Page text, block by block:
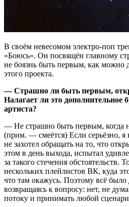
В своём невесомом электро-поп
«Боюсь». Он посвящён главному
не боязнь быть первым, как можно
этого проекта.
— Страшно ли быть первым,
Налагает ли это дополнительное
артиста?
— Не страшно быть первым, когда
(прим. — смеётся) Если серьёзно,
не захотел обращать на то, что
этом в день выхода, испытал
за такого стечения обстоятельств.
нескольких плейлистов ВК, куда
что там окажусь. Поэтому всё
возвращаясь к вопросу: нет, не
потоку и принимать любой